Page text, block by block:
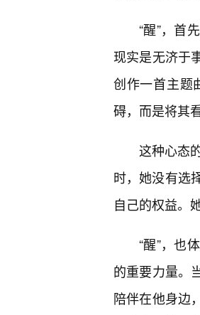
“醒”，首
现实是无济于
创作一首主题
碍，而是将其
这种心态
时，她没有选
自己的权益。
“醒”，也
的重要力量。
陪伴在他身边